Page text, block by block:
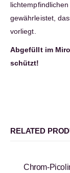
gewährleistet,
vorliegt.
Abgefüllt im
schützt!
RELATED
Chrom-